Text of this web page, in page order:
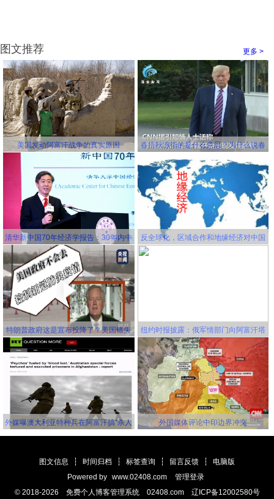
更多 >
图文推荐
美国发动阿富汗战争的真实原因
春捂秋冻指的是什么意思？为什么说春
杂病
清华新中国70年经济学报告：30年内中
国将成为世界第一大经济体
反全球化，区域合作和地缘经济对中国
特朗普政府这是宣布投降了？美国错失
延缓新冠病毒传播的机会，并且还要一
错再错！
纽约时报披露：俄军情部门向阿富汗塔
利班关联组织秘密提供赏金，鼓励他们
击杀美军
外媒曝澳大利亚特种兵在阿富汗搞“杀人
外国媒体评论中印边界冲突
图文信息 ┆ 时间归档 ┆ 标签查询 ┆ 留言反馈 ┆
电脑版
Powered by www.02408.com
管理登录
© 2018-2026 免费个人博客管理系统 02408.com 辽ICP备12002580号